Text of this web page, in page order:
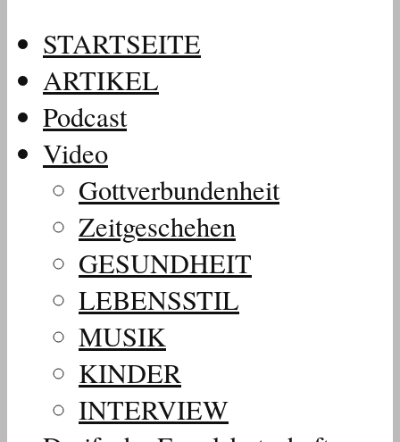
STARTSEITE
ARTIKEL
Podcast
Video
Gottverbundenheit
Zeitgeschehen
GESUNDHEIT
LEBENSSTIL
MUSIK
KINDER
INTERVIEW